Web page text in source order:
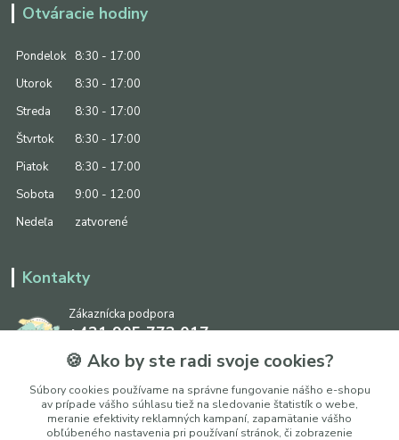
Otváracie hodiny
Pondelok
8:30 - 17:00
Utorok
8:30 - 17:00
Streda
8:30 - 17:00
Štvrtok
8:30 - 17:00
Piatok
8:30 - 17:00
Sobota
9:00 - 12:00
Nedeľa
zatvorené
Kontakty
Zákaznícka podpora
+421 905 773 017
(Po-Pia, 8:30 - 17:00, So: 9:00 - 12:00)
info@ipapier.sk
🍪 Ako by ste radi svoje cookies?
Súbory cookies používame na správne fungovanie nášho e-shopu
av prípade vášho súhlasu tiež na sledovanie štatistík o webe,
meranie efektivity reklamných kampaní, zapamätanie vášho
obľúbeného nastavenia pri používaní stránok, či zobrazenie